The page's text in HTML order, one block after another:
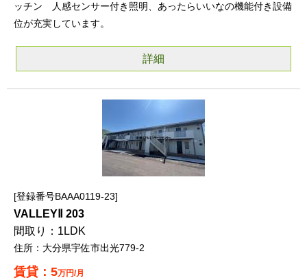
ッチン 人感センサー付き照明、あったらいいなの機能付き設備
位が充実しています。
詳細
登録番号BAAA0119-23
VALLEYⅡ 203
1LDK
大分県宇佐市出光779-2
5万円/月